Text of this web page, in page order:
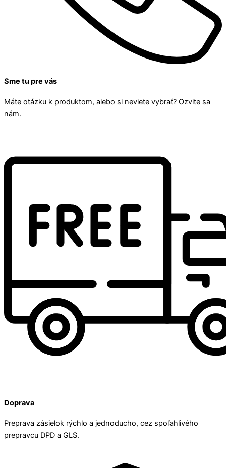
Sme tu pre vás
Máte otázku k produktom, alebo si neviete vybrať? Ozvite sa
nám.
Doprava
Preprava zásielok rýchlo a jednoducho, cez spoľahlivého
prepravcu DPD a GLS.